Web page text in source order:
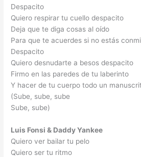
Despacito
Quiero respirar tu cuello despacito
Deja que te diga cosas al oído
Para que te acuerdes si no estás
Despacito
Quiero desnudarte a besos despacito
Firmo en las paredes de tu laberinto
Y hacer de tu cuerpo todo un
(Sube, sube, sube
Sube, sube)
Luis Fonsi & Daddy Yankee
Quiero ver bailar tu pelo
Quiero ser tu ritmo